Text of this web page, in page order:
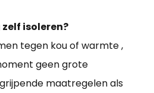
isoleren?
tegen kou of warmte ,
geen grote
maatregelen als